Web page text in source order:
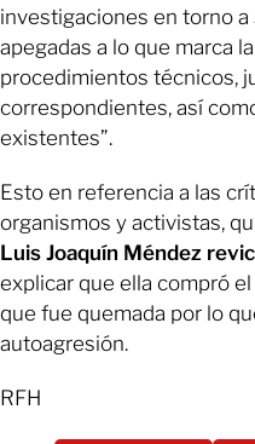
investigaciones en torno
apegadas a lo que marca
procedimientos técnicos,
correspondientes, así
existentes”.
Esto en referencia a las
organismos y activistas,
Luis Joaquín Méndez
explicar que ella compró
que fue quemada por lo
autoagresión.
RFH